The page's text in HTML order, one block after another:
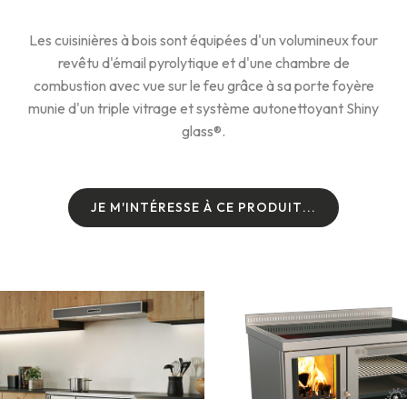
Les cuisinières à bois sont équipées d'un volumineux four
revêtu d'émail pyrolytique et d'une chambre de
combustion avec vue sur le feu grâce à sa porte foyère
munie d'un triple vitrage et système autonettoyant Shiny
glass®.
JE M'INTÉRESSE À CE PRODUIT...
JE M'INTÉRESSE À CE PRODUIT...